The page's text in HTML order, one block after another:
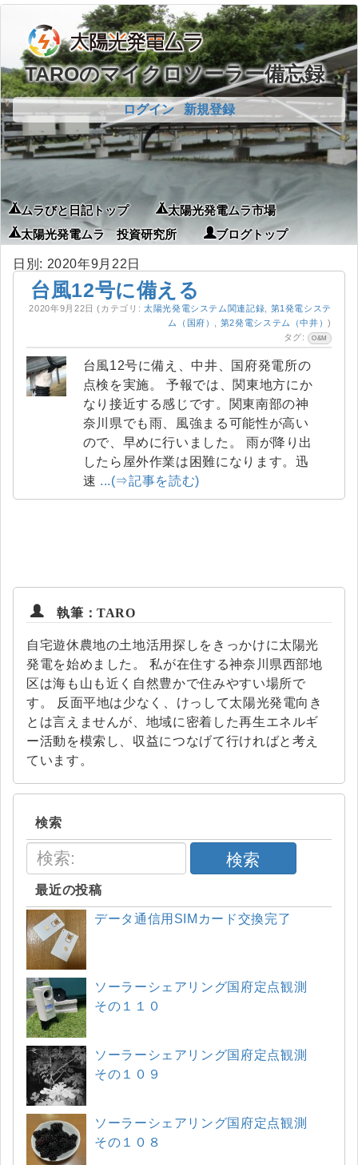
TAROのマイクロソーラー備忘録
ログイン 新規登録
ムラびと日記トップ
太陽光発電ムラ市場
太陽光発電ムラ 投資研究所
ブログトップ
日別: 2020年9月22日
台風12号に備える
2020年9月22日 (カテゴリ: 太陽光発電システム関連記録
第1発電システ
ム（国府）
第2発電システム（中井）)
タグ:
O&M
台風12号に備え、中井、国府発電所の
点検を実施。 予報では、関東地方にか
なり接近する感じです。関東南部の神
奈川県でも雨、風強まる可能性が高い
ので、早めに行いました。 雨が降り出
したら屋外作業は困難になります。迅
速 ...(⇒記事を読む)
執筆：TARO
自宅遊休農地の土地活用探しをきっかけに太陽光
発電を始めました。 私が在住する神奈川県西部地
区は海も山も近く自然豊かで住みやすい場所で
す。 反面平地は少なく、けっして太陽光発電向き
とは言えませんが、地域に密着した再生エネルギ
ー活動を模索し、収益につなげて行ければと考え
ています。
検索
検索
最近の投稿
データ通信用SIMカード交換完了
ソーラーシェアリング国府定点観測
その１１０
ソーラーシェアリング国府定点観測
その１０９
ソーラーシェアリング国府定点観測
その１０８